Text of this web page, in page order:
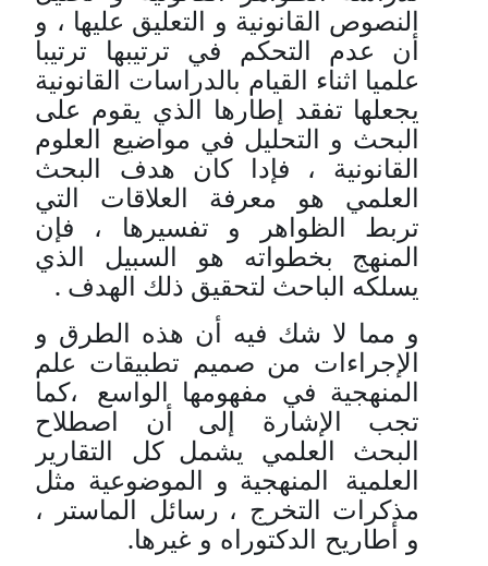
النصوص القانونية و التعليق عليها ، و
أن عدم التحكم في ترتيبها ترتيبا
علميا اثناء القيام بالدراسات القانونية
يجعلها تفقد إطارها الذي يقوم على
البحث و التحليل في مواضيع العلوم
القانونية ، فإدا كان هدف البحث
العلمي هو معرفة العلاقات التي
تربط الظواهر و تفسيرها ، فإن
المنهج بخطواته هو السبيل الذي
يسلكه الباحث لتحقيق ذلك الهدف .
و مما لا شك فيه أن هذه الطرق و
الإجراءات من صميم تطبيقات علم
المنهجية في مفهومها الواسع
،كما
تجب
الإشارة إلى أن
اصطلاح
البحث العلمي يشمل كل
التقارير
العلمية المنهجية و الموضوعية مثل
مذكرات التخرج ، رسائل الماستر
،
و أطاريح الدكتوراه و غيرها.